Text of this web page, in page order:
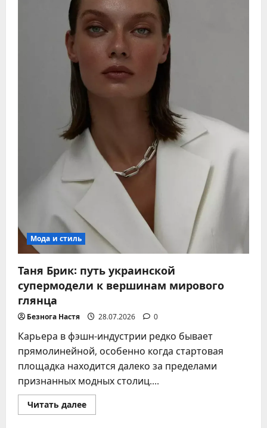
уверенного
образа
Мода и стиль
Таня Брик: путь украинской
супермодели к вершинам мирового
глянца
Безнога Настя 28.07.2026 0
Карьера в фэшн-индустрии редко бывает
прямолинейной, особенно когда стартовая
площадка находится далеко за пределами
признанных модных столиц....
Читать далееПрочитать
больше